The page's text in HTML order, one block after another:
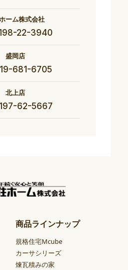
ーム株式会社
22-3940
盛岡店
681-6705
北上店
62-5667
商品ラインナップ
規格住宅Mcube
カーサシリーズ
煉瓦積みの家